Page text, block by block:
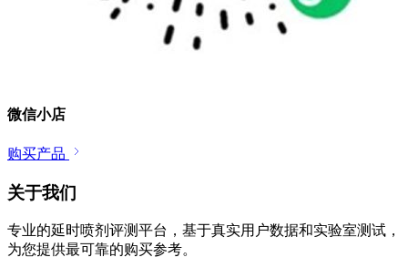
微信小店
购买产品
关于我们
专业的延时喷剂评测平台，基于真实用户数据和实验室测试，
为您提供最可靠的购买参考。